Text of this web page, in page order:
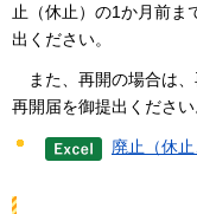
止（休止）の1か月前ま
出ください。
ま た、再開の場合は
再開届を御提出ください
廃止（休